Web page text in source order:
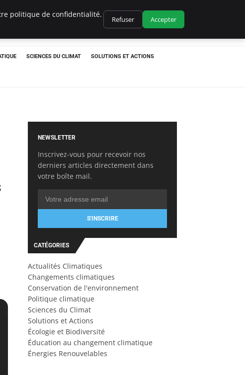
SCIENCES DU CLIMAT SOLUTIONS ET ACTIONS
NEWSLETTER
Inscrivez-vous pour recevoir nos
derniers articles directement dans
votre boîte mail.
S'INSCRIRE
CATÉGORIES
Actualités Climatiques
Changements climatiques
Conservation de l'environnement
Politique climatique
Sciences du Climat
Solutions et Actions
Écologie et Biodiversité
Éducation au changement climatique
Énergies Renouvelables
politique de confidentialité.
Refuser Accepter